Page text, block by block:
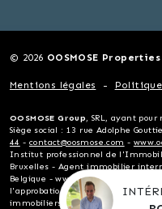
© 2026 OOSMOSE Properties
Mentions légales
OOSMOSE Group, SRL, ayant
Siège social : 13 rue Adolphe
44 -contact@oosmose.com -
Institut professionnel de
Bruxelles - Agent immobilier
Belgique - www.ipi.be - Selon
l'approbation du code de
immobiliers - Titulaire de la carte